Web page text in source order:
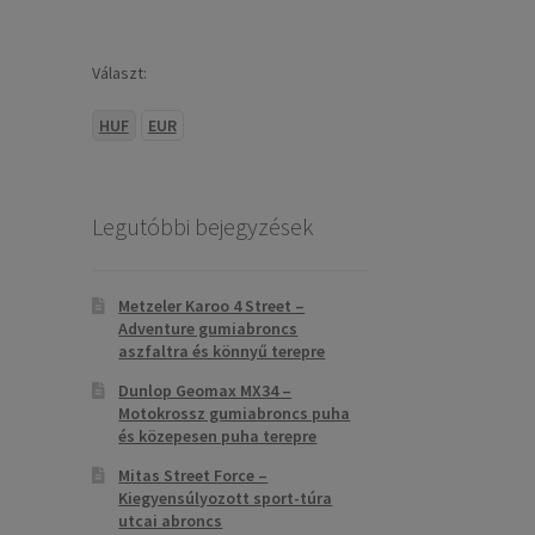
Választ:
HUF EUR
Legutóbbi bejegyzések
Metzeler Karoo 4 Street –
Adventure gumiabroncs
aszfaltra és könnyű terepre
Dunlop Geomax MX34 –
Motokrossz gumiabroncs puha
és közepesen puha terepre
Mitas Street Force –
Kiegyensúlyozott sport-túra
utcai abroncs